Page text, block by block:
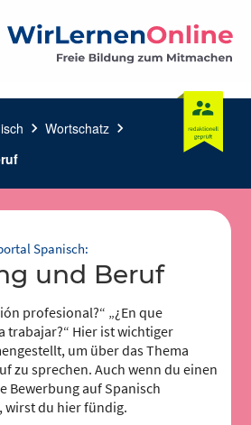
chevron_right Wortschatz chevron_right
Spanisch:
und Beruf
profesional?“ „¿En que
trabajar?“ Hier ist wichtiger
um über das Thema
zu sprechen. Auch wenn du einen
Bewerbung auf Spanisch
wirst du hier fündig.